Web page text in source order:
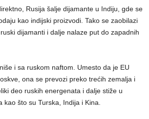
Rusija šalje dijamante u Indiju, gde se
kao indijski proizvodi. Tako se zaobilazi
dijamanti i dalje nalaze put do zapadnih
i sa ruskom naftom. Umesto da je EU
ona se prevozi preko trećih zemalja i
deo ruskih energenata i dalje stiže u
kao što su Turska, Indija i Kina.